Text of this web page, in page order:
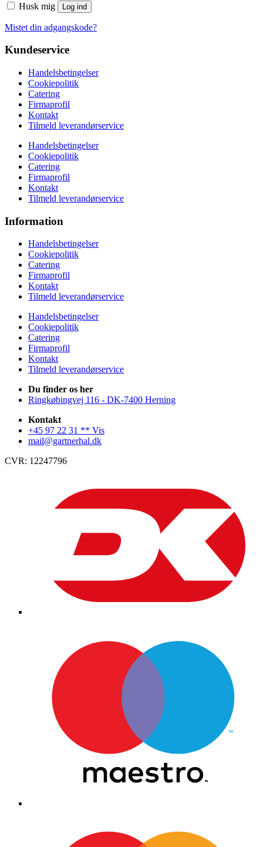
Husk mig Log ind
Mistet din adgangskode?
Kundeservice
Handelsbetingelser
Cookiepolitik
Catering
Firmaprofil
Kontakt
Tilmeld leverandørservice
Handelsbetingelser
Cookiepolitik
Catering
Firmaprofil
Kontakt
Tilmeld leverandørservice
Information
Handelsbetingelser
Cookiepolitik
Catering
Firmaprofil
Kontakt
Tilmeld leverandørservice
Handelsbetingelser
Cookiepolitik
Catering
Firmaprofil
Kontakt
Tilmeld leverandørservice
Du finder os her
Ringkøbingvej 116 - DK-7400 Herning
Kontakt
+45 97 22 31 ** Vis
mail@gartnerhal.dk
CVR: 12247796